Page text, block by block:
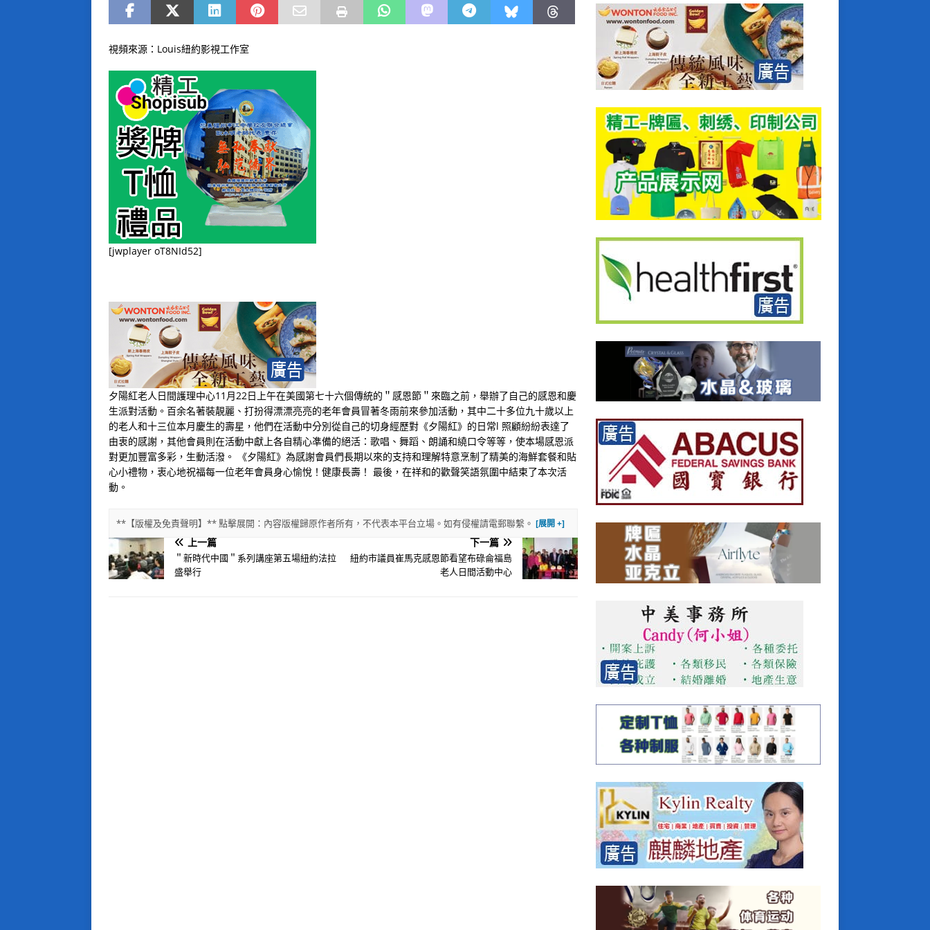
視頻來源：Louis紐約影視工作室
[jwplayer oT8NId52]
夕陽紅老人日間護理中心11月22日上午在美國第七十六個傳統的＂感恩節＂來臨之前，舉辦了自己的感恩和慶
生派對活動。百余名著裝靚麗、打扮得漂漂亮亮的老年會員冒著冬雨前來參加活動，其中二十多位九十歲以上
的老人和十三位本月慶生的壽星，他們在活動中分別從自己的切身經歷對《夕陽紅》的日常l 照顧紛紛表達了
由衷的感謝，其他會員則在活動中獻上各自精心凖備的絕活：歌唱、舞蹈、朗誦和繞口令等等，使本場感恩派
對更加豐富多彩，生動活潑。 《夕陽紅》為感謝會員們長期以來的支持和理解特意烹制了精美的海鮮套餐和貼
心小禮物，衷心地祝福每一位老年會員身心愉悅！健康長壽！ 最後，在祥和的歡聲笑語氛圍中結束了本次活
動。
**【版權及免責聲明】** 點擊展開：內容版權歸原作者所有，不代表本平台立場。如有侵權請電郵聯繫。
上一篇
＂新時代中國＂系列講座第五場紐約法拉
盛舉行
下一篇
紐約市議員崔馬克感恩節看望布碌侖福島
老人日間活動中心